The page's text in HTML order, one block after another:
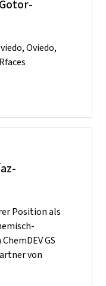
Oviedo,
Position als
GS
von